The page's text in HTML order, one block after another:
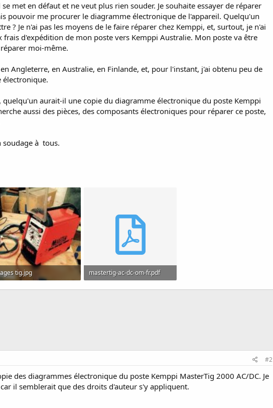
met en défaut et ne veut plus rien souder. Je souhaite essayer de réparer
pouvoir me procurer le diagramme électronique de l'appareil. Quelqu'un
? Je n'ai pas les moyens de le faire réparer chez Kemppi, et, surtout, je n'ai
frais d'expédition de mon poste vers Kemppi Australie. Mon poste va être
moi-même.
Angleterre, en Australie, en Finlande, et, pour l'instant, j'ai obtenu peu de
électronique.
aurait-il une copie du diagramme électronique du poste Kemppi
aussi des pièces, des composants électroniques pour réparer ce poste,
à tous.
tig.jpg
KB · Affichages: 353
mastertig-ac-dc-om-fr.pdf
1.4 Mo · Affichages: 503
#2
des diagrammes électronique du poste Kemppi MasterTig 2000 AC/DC. Je
il semblerait que des droits d'auteur s'y appliquent.